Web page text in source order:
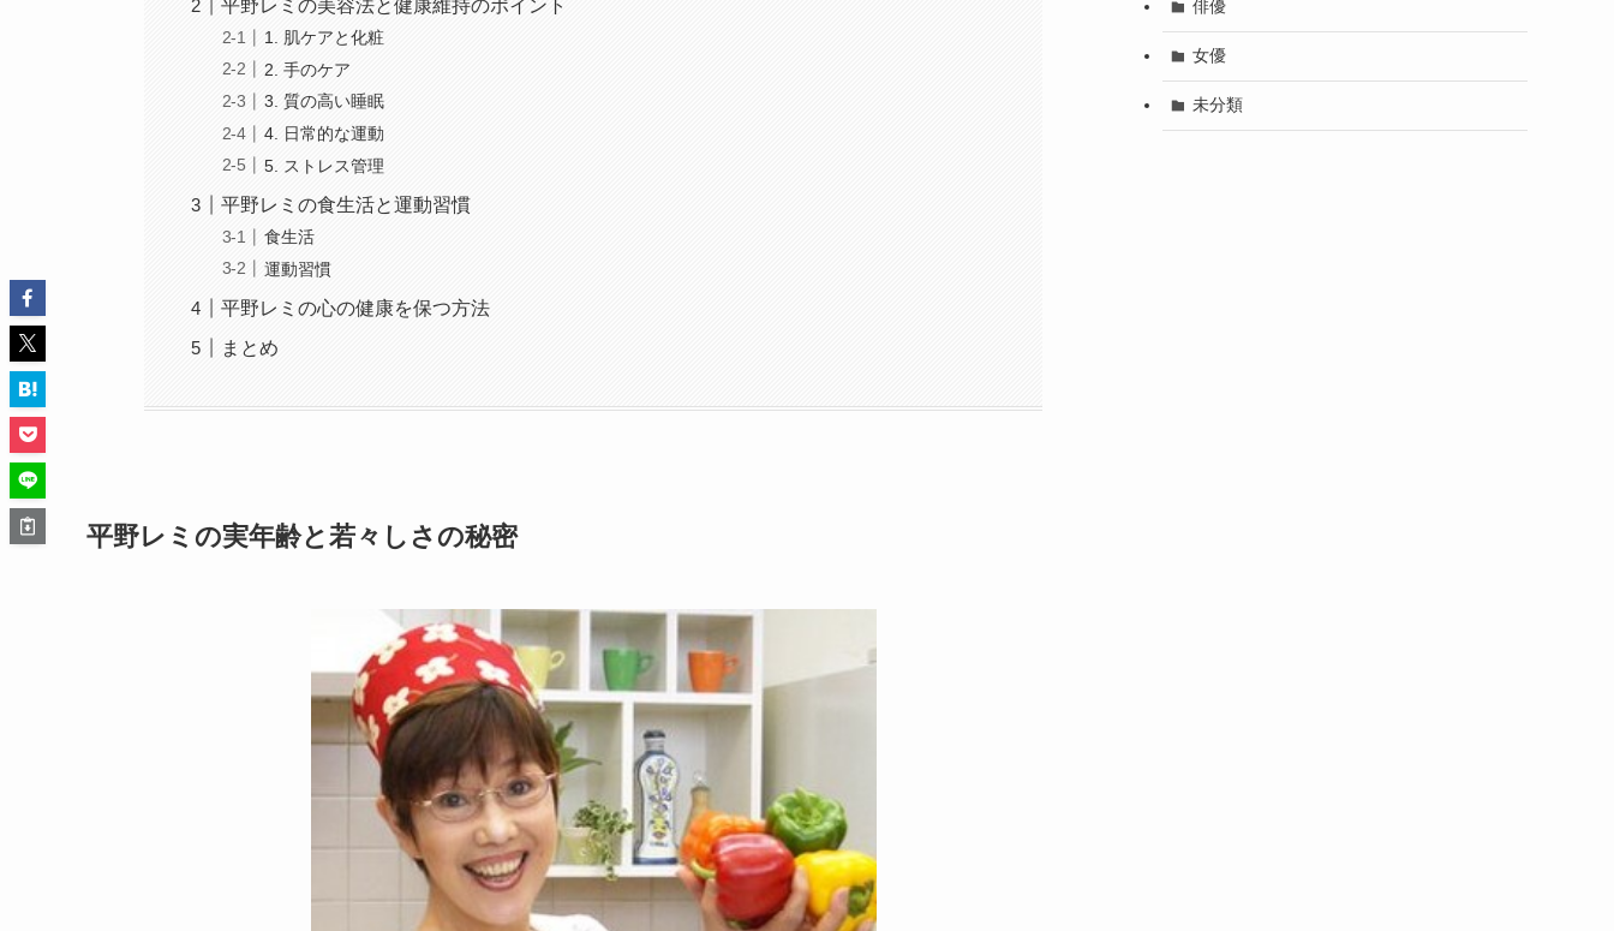
平野レミの美容法と健康維持のポイント
1. 肌ケアと化粧
2. 手のケア
3. 質の高い睡眠
4. 日常的な運動
5. ストレス管理
平野レミの食生活と運動習慣
食生活
運動習慣
平野レミの心の健康を保つ方法
まとめ
平野レミの実年齢と若々しさの秘密
俳優
女優
未分類